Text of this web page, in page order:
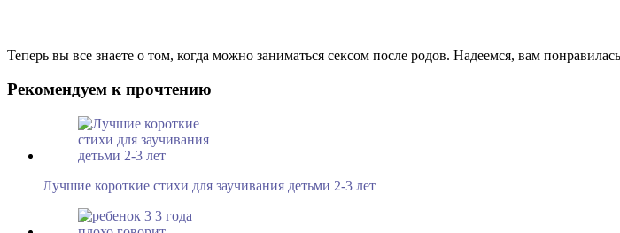
Теперь вы все знаете о том, когда можно заниматься сексом после родов. Надеемся, вам
Рекомендуем к прочтению
Лучшие короткие стихи для заучивания детьми 2-3 лет